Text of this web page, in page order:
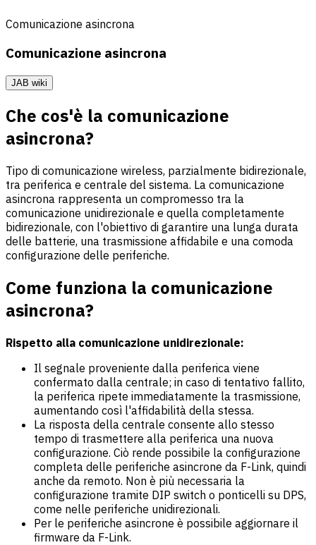
Comunicazione asincrona
Comunicazione asincrona
JAB wiki
Che cos'è la comunicazione
asincrona?
Tipo di comunicazione wireless, parzialmente bidirezionale,
tra periferica e centrale del sistema. La comunicazione
asincrona rappresenta un compromesso tra la
comunicazione unidirezionale e quella completamente
bidirezionale, con l'obiettivo di garantire una lunga durata
delle batterie, una trasmissione affidabile e una comoda
configurazione delle periferiche.
Come funziona la comunicazione
asincrona?
Rispetto alla comunicazione unidirezionale:
Il segnale proveniente dalla periferica viene
confermato dalla centrale; in caso di tentativo fallito,
la periferica ripete immediatamente la trasmissione,
aumentando così l'affidabilità della stessa.
La risposta della centrale consente allo stesso
tempo di trasmettere alla periferica una nuova
configurazione. Ciò rende possibile la configurazione
completa delle periferiche asincrone da F-Link, quindi
anche da remoto. Non è più necessaria la
configurazione tramite DIP switch o ponticelli su DPS,
come nelle periferiche unidirezionali.
Per le periferiche asincrone è possibile aggiornare il
firmware da F-Link.